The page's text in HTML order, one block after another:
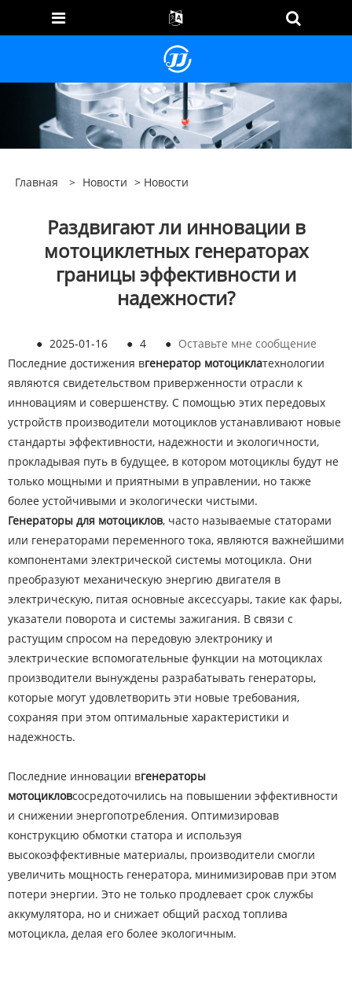
Главная > Новости > Новости
Раздвигают ли инновации в
мотоциклетных генераторах
границы эффективности и
надежности?
● 2025-01-16 ● 4 ● Оставьте мне сообщение
Последние достижения вгенератор мотоциклатехнологии
являются свидетельством приверженности отрасли к
инновациям и совершенству. С помощью этих передовых
устройств производители мотоциклов устанавливают новые
стандарты эффективности, надежности и экологичности,
прокладывая путь в будущее, в котором мотоциклы будут не
только мощными и приятными в управлении, но также
более устойчивыми и экологически чистыми.
Генераторы для мотоциклов, часто называемые статорами
или генераторами переменного тока, являются важнейшими
компонентами электрической системы мотоцикла. Они
преобразуют механическую энергию двигателя в
электрическую, питая основные аксессуары, такие как фары,
указатели поворота и системы зажигания. В связи с
растущим спросом на передовую электронику и
электрические вспомогательные функции на мотоциклах
производители вынуждены разрабатывать генераторы,
которые могут удовлетворить эти новые требования,
сохраняя при этом оптимальные характеристики и
надежность.
Последние инновации вгенераторы
мотоцикловсосредоточились на повышении эффективности
и снижении энергопотребления. Оптимизировав
конструкцию обмотки статора и используя
высокоэффективные материалы, производители смогли
увеличить мощность генератора, минимизировав при этом
потери энергии. Это не только продлевает срок службы
аккумулятора, но и снижает общий расход топлива
мотоцикла, делая его более экологичным.